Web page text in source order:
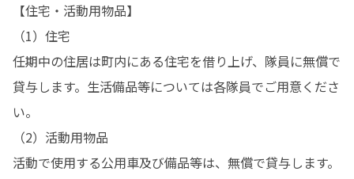
【住宅・活動用物品】
（1）住宅
任期中の住居は町内にある住宅を借り上げ、隊員に無償で
貸与します。生活備品等については各隊員でご用意くださ
い。
（2）活動用物品